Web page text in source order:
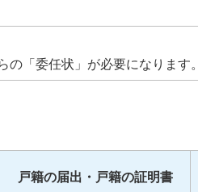
の「委任状」が必要になります。
戸籍の届出・戸籍の証明書